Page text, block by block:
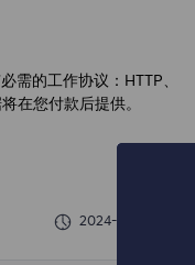
需的工作协议：HTTP、
在您付款后提供。
2024-06-14 10:39